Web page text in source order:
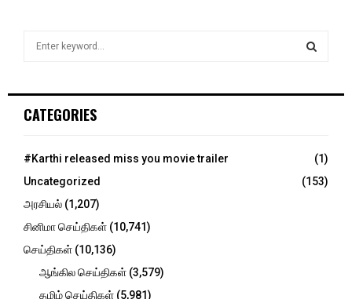
h
o
:
CATEGORIES
#Karthi released miss you movie trailer
(1)
Uncategorized
(153)
அரசியல் (1,207)
சினிமா செய்திகள் (10,741)
செய்திகள் (10,136)
ஆங்கில செய்திகள் (3,579)
தமிழ் செய்திகள் (5,981)